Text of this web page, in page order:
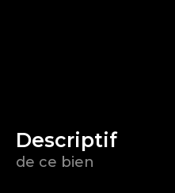
descriptif
de ce bien